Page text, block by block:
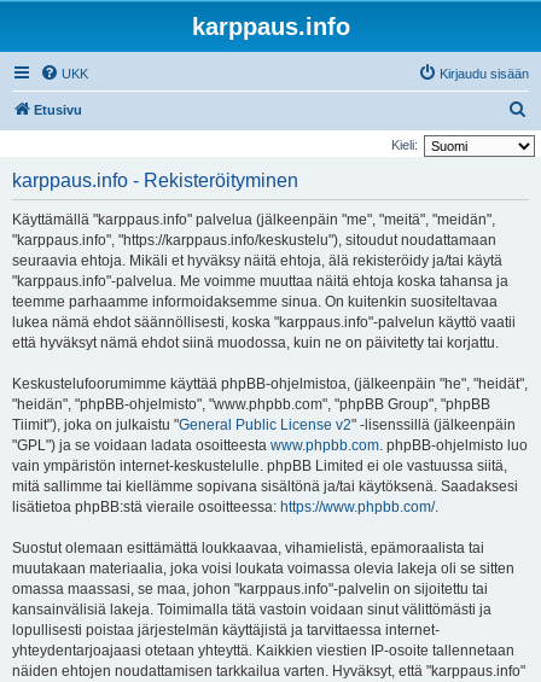
karppaus.info
UKK Kirjaudu sisään
Etusivu
t
Kieli:
karppaus.info - Rekisteröityminen
Käyttämällä "karppaus.info" palvelua (jälkeenpäin "me", "meitä", "meidän",
"karppaus.info", "https://karppaus.info/keskustelu"), sitoudut noudattamaan
seuraavia ehtoja. Mikäli et hyväksy näitä ehtoja, älä rekisteröidy ja/tai käytä
"karppaus.info"-palvelua. Me voimme muuttaa näitä ehtoja koska tahansa ja
teemme parhaamme informoidaksemme sinua. On kuitenkin suositeltavaa
lukea nämä ehdot säännöllisesti, koska "karppaus.info"-palvelun käyttö vaatii
että hyväksyt nämä ehdot siinä muodossa, kuin ne on päivitetty tai korjattu.
Keskustelufoorumimme käyttää phpBB-ohjelmistoa, (jälkeenpäin "he", "heidät",
"heidän", "phpBB-ohjelmisto", "www.phpbb.com", "phpBB Group", "phpBB
Tiimit"), joka on julkaistu "General Public License v2" -lisenssillä (jälkeenpäin
"GPL") ja se voidaan ladata osoitteesta www.phpbb.com. phpBB-ohjelmisto luo
vain ympäristön internet-keskustelulle. phpBB Limited ei ole vastuussa siitä,
mitä sallimme tai kiellämme sopivana sisältönä ja/tai käytöksenä. Saadaksesi
lisätietoa phpBB:stä vieraile osoitteessa: https://www.phpbb.com/.
Suostut olemaan esittämättä loukkaavaa, vihamielistä, epämoraalista tai
muutakaan materiaalia, joka voisi loukata voimassa olevia lakeja oli se sitten
omassa maassasi, se maa, johon "karppaus.info"-palvelin on sijoitettu tai
kansainvälisiä lakeja. Toimimalla tätä vastoin voidaan sinut välittömästi ja
lopullisesti poistaa järjestelmän käyttäjistä ja tarvittaessa internet-
yhteydentarjoajaasi otetaan yhteyttä. Kaikkien viestien IP-osoite tallennetaan
näiden ehtojen noudattamisen tarkkailua varten. Hyväksyt, että "karppaus.info"